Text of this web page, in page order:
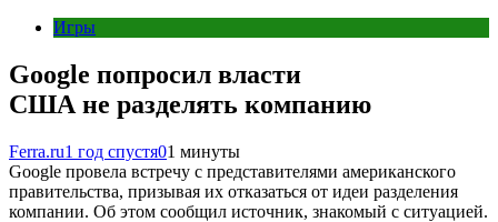
Игры
Google попросил власти
США не разделять компанию
Ferra.ru1 год спустя01 минуты
Google провела встречу с представителями американского
правительства, призывая их отказаться от идеи разделения
компании. Об этом сообщил источник, знакомый с ситуацией.